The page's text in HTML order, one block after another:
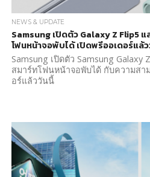
NEWS & UPDATE
Samsung เปิดตัว Galaxy Z Flip5
โฟนหน้าจอพับได้ เปิดพรีออเดอร์แล้
Samsung เปิดตัว Samsung Galaxy
สมาร์ทโฟนหน้าจอพับได้ กับความสา
อร์แล้ววันนี้